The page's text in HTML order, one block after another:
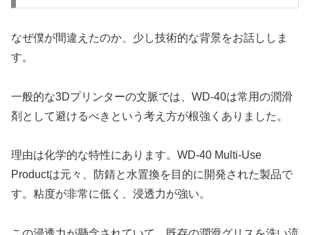
なぜ僕が間違えたのか、少し技術的な背景をお話ししま
す。
一般的な3Dプリンターの文脈では、WD-40は常用の潤滑
剤として避けるべきという考え方が根強くありました。
理由は化学的な特性にあります。WD-40 Multi-Use
Productは元々、防錆と水置換を目的に開発された製品で
す。粘度が非常に低く、浸透力が強い。